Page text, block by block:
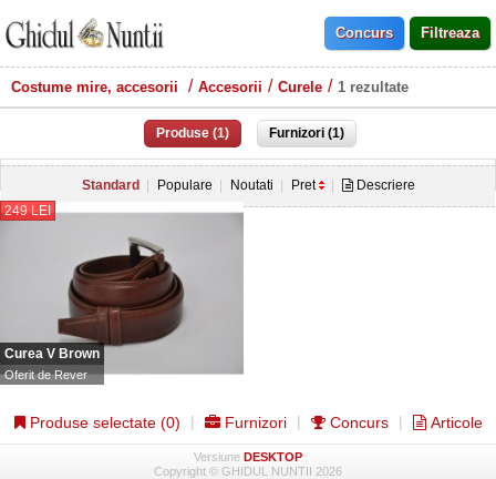
Costume mire, accesorii Accesorii Curele 1 rezultate
Produse (1) Furnizori (1)
Standard Populare Noutati Pret
Descriere
249 LEI
Curea V Brown
Oferit deRever
Produse selectate (0) Furnizori Concurs Articole
Versiune DESKTOP
Copyright © GHIDUL NUNTII 2026